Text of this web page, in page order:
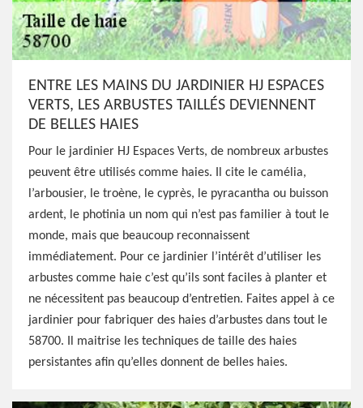
ENTRE LES MAINS DU JARDINIER HJ ESPACES
VERTS, LES ARBUSTES TAILLÉS DEVIENNENT
DE BELLES HAIES
Pour le jardinier HJ Espaces Verts, de nombreux arbustes
peuvent être utilisés comme haies. Il cite le camélia,
l’arbousier, le troène, le cyprès, le pyracantha ou buisson
ardent, le photinia un nom qui n’est pas familier à tout le
monde, mais que beaucoup reconnaissent
immédiatement. Pour ce jardinier l’intérêt d’utiliser les
arbustes comme haie c’est qu’ils sont faciles à planter et
ne nécessitent pas beaucoup d’entretien. Faites appel à ce
jardinier pour fabriquer des haies d’arbustes dans tout le
58700. Il maitrise les techniques de taille des haies
persistantes afin qu’elles donnent de belles haies.